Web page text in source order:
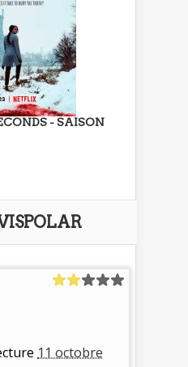
- SAISON
11 octobre